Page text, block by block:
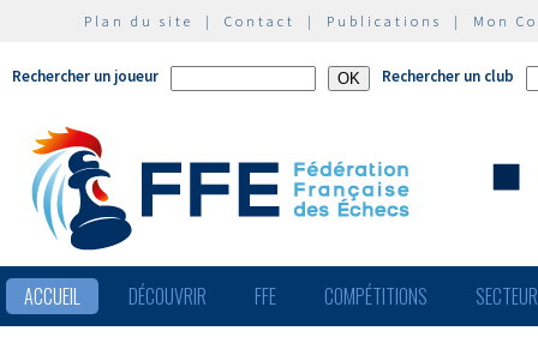
Plan du site | Contact | Publications | Mon
Rechercher un joueur Rechercher un club
ACCUEIL DÉCOUVRIR FFE COMPÉTITIONS